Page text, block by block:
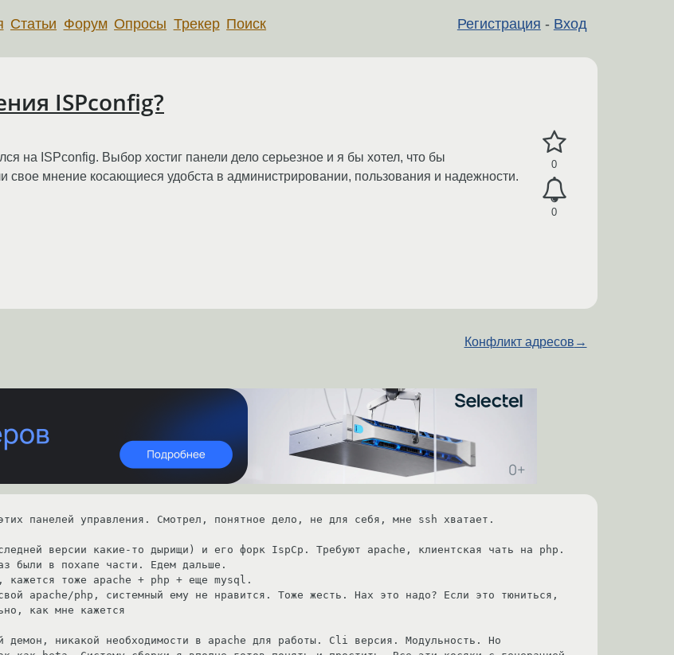
Регистрация - Вход
Статьи Форум Опросы Трекер Поиск
ISPconfig?
0
0
на ISPconfig. Выбор хостиг панели дело серьезное и я бы хотел, что бы
мнение косающиеся удобста в администрировании, пользования и надежности.
Конфликт адресов →
панелей управления. Смотрел, понятное дело, не для себя, мне ssh хватает.
версии какие-то дырищи) и его форк IspCp. Требуют apache, клиентская чать на php.
были в похапе части. Едем дальше.
кажется тоже apache + php + еще mysql.
apache/php, системный ему не нравится. Тоже жесть. Нах это надо? Если это тюниться,
как мне кажется
демон, никакой необходимости в apache для работы. Cli версия. Модульность. Но